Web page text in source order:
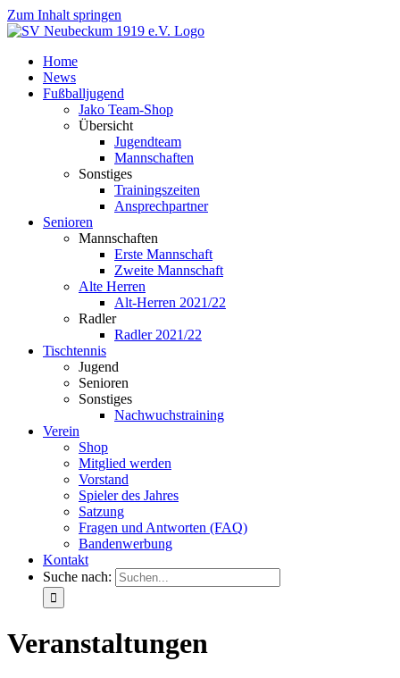
Zum Inhalt springen
Home
News
Fußballjugend
Jako Team-Shop
Übersicht
Jugendteam
Mannschaften
Sonstiges
Trainingszeiten
Ansprechpartner
Senioren
Mannschaften
Erste Mannschaft
Zweite Mannschaft
Alte Herren
Alt-Herren 2021/22
Radler
Radler 2021/22
Tischtennis
Jugend
Senioren
Sonstiges
Nachwuchstraining
Verein
Shop
Mitglied werden
Vorstand
Spieler des Jahres
Satzung
Fragen und Antworten (FAQ)
Bandenwerbung
Kontakt
Suche nach:
Veranstaltungen